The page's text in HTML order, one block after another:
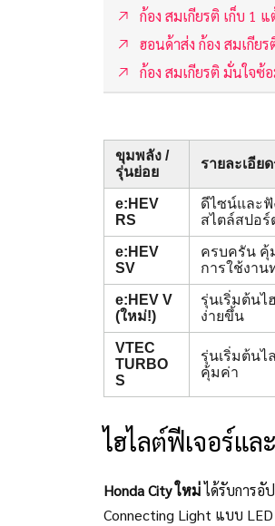
ก้อง สมเกียรติ เก็บ 1
ฮอนด้าส่ง ก้อง สมเกีย
ก้อง สมเกียรติ มั่นใจซ้
ขุมพลัง /
รุ่นย่อย
รายละเอีย
e:HEV
RS
ดีไซน์และฟั
สไตล์สปอร์
e:HEV
SV
ครบครัน คุ้
การใช้งาน
e:HEV V
(ใหม่!)
รุ่นเริ่มต้นไ
ง่ายขึ้น
VTEC
TURBO
S
รุ่นเริ่มต้นไ
คุ้มค่า
ไฮไลต์ฟีเจอร์แ
Honda City ใหม่ได้รับการอั
Connecting Light แบบ